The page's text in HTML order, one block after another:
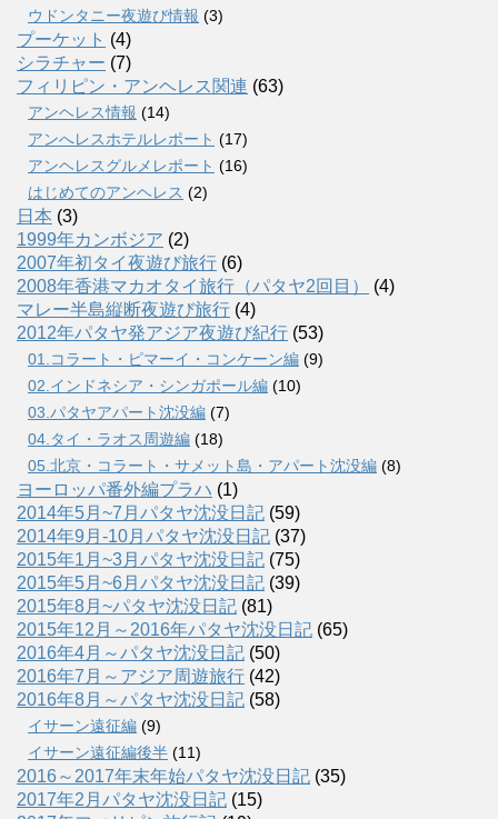
ウドンタニー夜遊び情報 (3)
プーケット (4)
シラチャー (7)
フィリピン・アンヘレス関連 (63)
アンヘレス情報 (14)
アンへレスホテルレポート (17)
アンヘレスグルメレポート (16)
はじめてのアンヘレス (2)
日本 (3)
1999年カンボジア (2)
2007年初タイ夜遊び旅行 (6)
2008年香港マカオタイ旅行（パタヤ2回目）
(4)
マレー半島縦断夜遊び旅行 (4)
2012年パタヤ発アジア夜遊び紀行 (53)
01.コラート・ピマーイ・コンケーン編 (9)
02.インドネシア・シンガポール編 (10)
03.パタヤアパート沈没編 (7)
04.タイ・ラオス周遊編 (18)
05.北京・コラート・サメット島・アパート沈没編 (8)
ヨーロッパ番外編プラハ (1)
2014年5月~7月パタヤ沈没日記 (59)
2014年9月-10月パタヤ沈没日記 (37)
2015年1月~3月パタヤ沈没日記 (75)
2015年5月~6月パタヤ沈没日記 (39)
2015年8月~パタヤ沈没日記 (81)
2015年12月～2016年パタヤ沈没日記 (65)
2016年4月～パタヤ沈没日記 (50)
2016年7月～アジア周遊旅行 (42)
2016年8月～パタヤ沈没日記 (58)
イサーン遠征編 (9)
イサーン遠征編後半 (11)
2016～2017年末年始パタヤ沈没日記 (35)
2017年2月パタヤ沈没日記 (15)